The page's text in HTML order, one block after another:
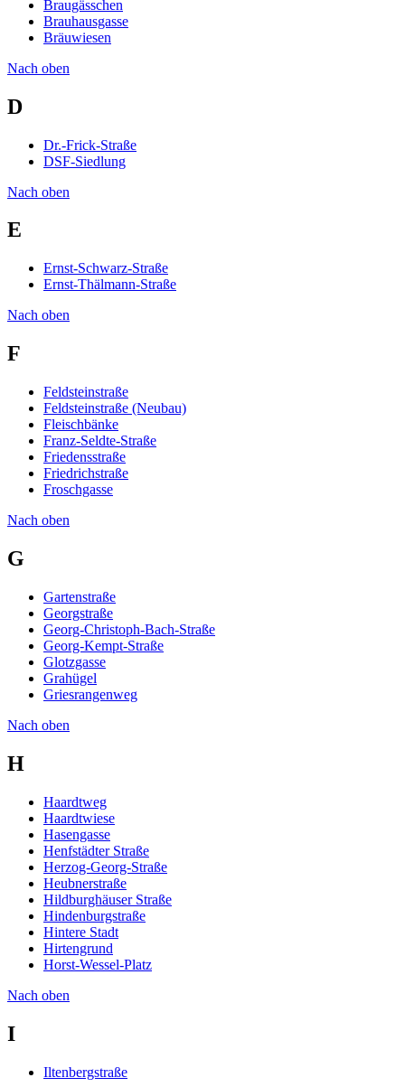
Braugässchen
Brauhausgasse
Bräuwiesen
Nach oben
D
Dr.-Frick-Straße
DSF-Siedlung
Nach oben
E
Ernst-Schwarz-Straße
Ernst-Thälmann-Straße
Nach oben
F
Feldsteinstraße
Feldsteinstraße (Neubau)
Fleischbänke
Franz-Seldte-Straße
Friedensstraße
Friedrichstraße
Froschgasse
Nach oben
G
Gartenstraße
Georgstraße
Georg-Christoph-Bach-Straße
Georg-Kempt-Straße
Glotzgasse
Grahügel
Griesrangenweg
Nach oben
H
Haardtweg
Haardtwiese
Hasengasse
Henfstädter Straße
Herzog-Georg-Straße
Heubnerstraße
Hildburghäuser Straße
Hindenburgstraße
Hintere Stadt
Hirtengrund
Horst-Wessel-Platz
Nach oben
I
Iltenbergstraße